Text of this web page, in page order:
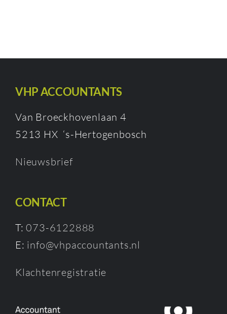
VHP ACCOUNTANTS
Van Broeckhovenlaan 4
5213 HX ‘s-Hertogenbosch
Nieuwsbrief
CONTACT
T:073-6122888
E: info@vhpaccountants.nl
Klachtenregistratie